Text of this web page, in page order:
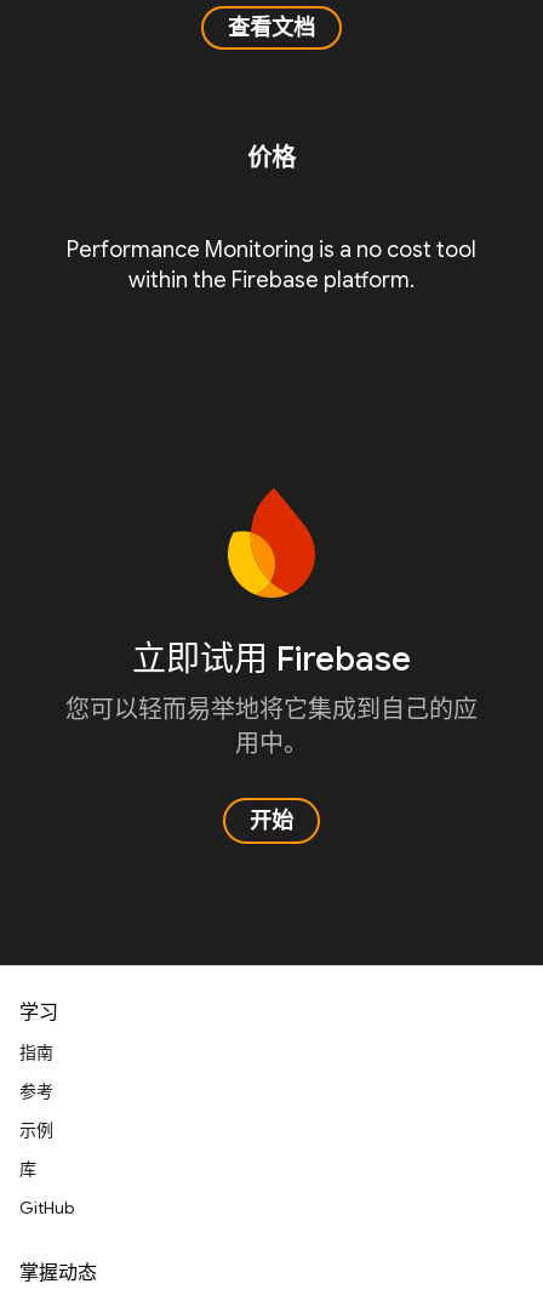
查看文档
价格
Performance Monitoring is a no cost tool
within the Firebase platform.
立即试用 Firebase
您可以轻而易举地将它集成到自己的应
用中。
开始
学习
指南
参考
示例
库
GitHub
掌握动态